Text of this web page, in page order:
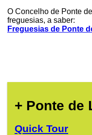
O Concelho de Ponte
freguesias, a saber:
Freguesias de Ponte
+ Ponte de
Quick Tour